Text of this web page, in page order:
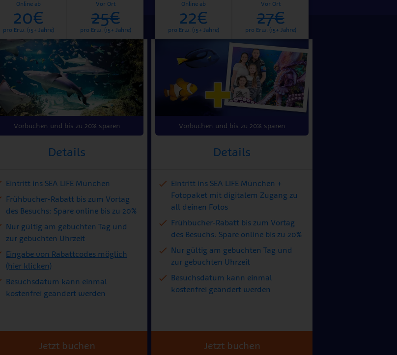
Online ab
20€
pro Erw. (15+ Jahre)
Vor Ort
25€
pro Erw. (15+ Jahre)
Vorbuchen und bis zu 20% sparen
Details
Eintritt ins SEA LIFE München
Frühbucher-Rabatt bis zum Vortag
des Besuchs: Spare online bis zu 20%
Nur gültig am gebuchten Tag und
zur gebuchten Uhrzeit
Eingabe von Rabattcodes möglich
(hier klicken)
Besuchsdatum kann einmal
kostenfrei geändert werden
Jetzt buchen
Online ab
22€
pro Erw. (15+ Jahre)
Vor Ort
27€
pro Erw. (15+ Jahre)
Vorbuchen und bis zu 20% sparen
Details
Eintritt ins SEA LIFE München +
Fotopaket mit digitalem Zugang zu
all deinen Fotos
Frühbucher-Rabatt bis zum Vortag
des Besuchs: Spare online bis zu 20%
Nur gültig am gebuchten Tag und
zur gebuchten Uhrzeit
Besuchsdatum kann einmal
kostenfrei geändert werden
Jetzt buchen